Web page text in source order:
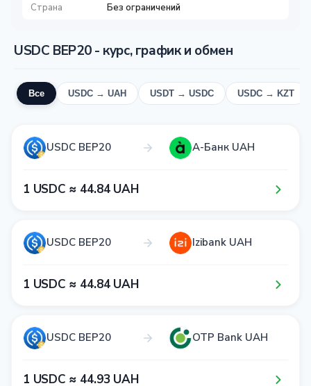
Страна
Без ограничений
USDC BEP20 - курс, график и обмен
Все USDC → UAH USDT → USDC USDC → KZT
USDC BEP20 А-Банк UAH
1​ USDC ≈ 4​4​.8​4​ UAH
USDC BEP20 Izibank UAH
1​ USDC ≈ 4​4​.8​4​ UAH
USDC BEP20 OTP Bank UAH
1​ USDC ≈ 4​4​.9​3​ UAH